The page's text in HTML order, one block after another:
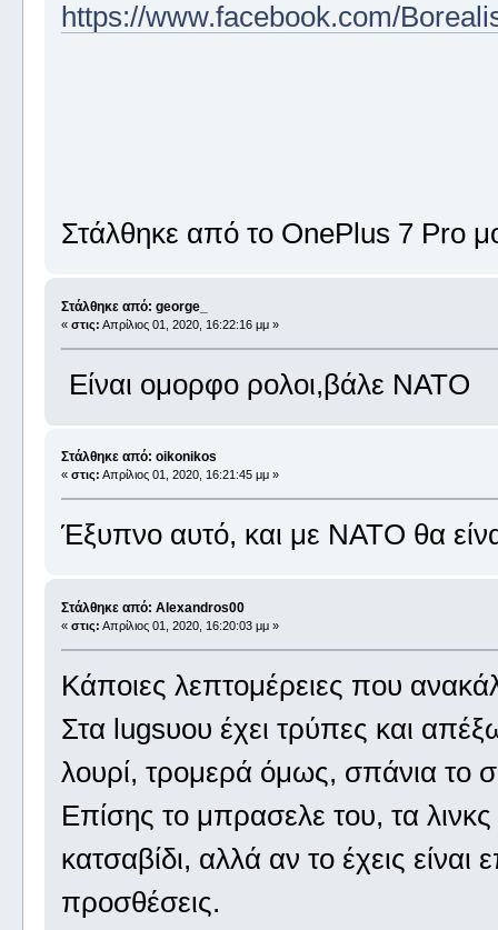
https://www.facebook.com/
Στάλθηκε από το OnePlus 7 Pro
Στάλθηκε από: george_
« στις: Απρίλιος 01, 2020, 16:22:16 μμ »
Είναι ομορφο ρολοι,βάλε ΝΑΤΟ
Στάλθηκε από: oikonikos
« στις: Απρίλιος 01, 2020, 16:21:45 μμ »
Έξυπνο αυτό, και με NATO θα
Στάλθηκε από: Alexandros00
« στις: Απρίλιος 01, 2020, 16:20:03 μμ »
Κάποιες λεπτομέρειες που
Στα lugsυου έχει τρύπες και
λουρί, τρομερά όμως, σπάνια το
Επίσης το μπρασελε του, τα λινκς
κατσαβίδι, αλλά αν το έχεις
προσθέσεις.